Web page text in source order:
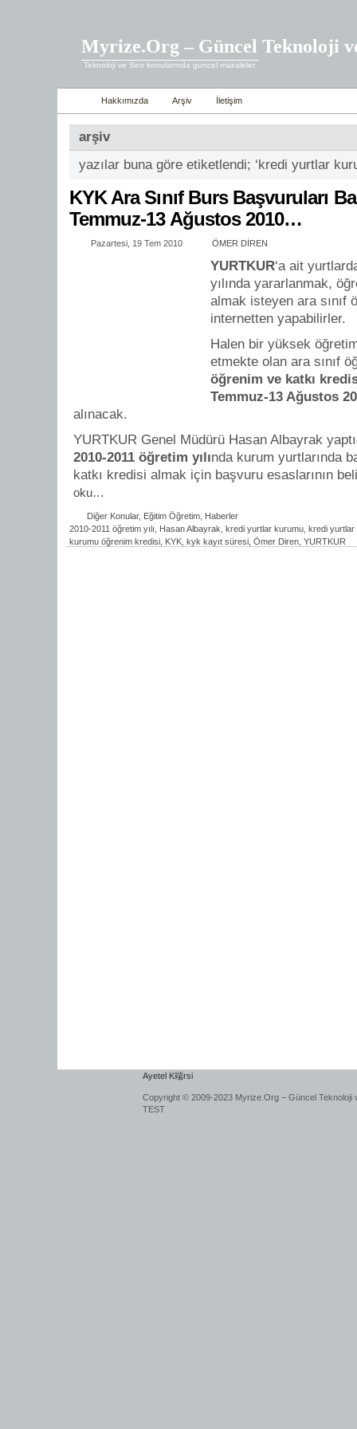
Myrize.Org – Güncel Teknoloji
Teknoloji ve Seo konularında güncel makaleler.
Hakkımızda Arşiv İletişim
arşiv
yazılar buna göre etiketlendi; ‘kredi yurtlar
KYK Ara Sınıf Burs Başvuruları
Temmuz-13 Ağustos 2010…
Pazartesi, 19 Tem 2010 ÖMER DİREN
YURTKUR‘a ait
yılında yararlanmak,
almak isteyen ara sınıf
internetten yapabilirler.
Halen bir yüksek
etmekte olan ara sınıf
öğrenim ve katkı
Temmuz-13 Ağustos
alınacak.
YURTKUR Genel Müdürü Hasan Albayrak
2010-2011 öğretim yılında kurum yurtlarında
katkı kredisi almak için başvuru esaslarının
oku…
Diğer Konular, Eğitim Öğretim Haberler
2010-2011 öğretim yılı
Hasan Albayrak kredi yurtlar kurumu kredi yurtlar
kurumu öğrenim kredisi KYK kyk kayıt süresi Ömer Diren YURTKUR
Ayetel K端rsi
Copyright © 2009-2023 Myrize.Org – Güncel Teknoloji
TEST